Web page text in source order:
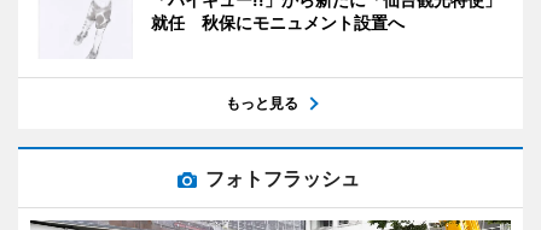
就任 秋保にモニュメント設置へ
もっと見る
フォトフラッシュ